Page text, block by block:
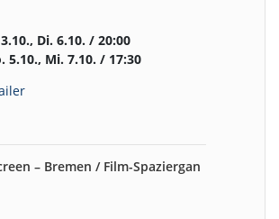
Di. 6.10. / 20:00
5.10., Mi. 7.10. / 17:30
– Bremen / Film-Spaziergan